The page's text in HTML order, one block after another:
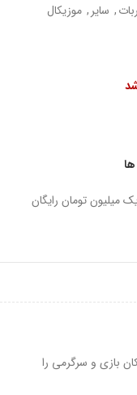
ربات, سایر , موزیکال
میلیون تومان رایگان
بازی و سرگرمی را